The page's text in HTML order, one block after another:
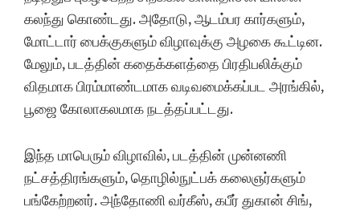
கலந்து கொண்டது. அதோடு, ஆடம்பர கார்களும்,
மோட்டார் பைக்குகளும் விழாவுக்கு அழகை கூட்டின.
மேலும், படத்தின் கதைக்களத்தை பிரதிபலிக்கும்
விதமாக பிரம்மாண்டமாக வடிவமைக்கப்பட அரங்கில்,
பூஜை கோலாகலமாக நடத்தப்பட்டது.
இந்த மாபெரும் விழாவில், படத்தின் முன்னணி
நட்சத்திரங்களும், தொழில்நுட்பக் கலைஞர்களும்
பங்கேற்றனர். அந்தோணி வர்கீஸ், கபீர் துகான் சிங்,